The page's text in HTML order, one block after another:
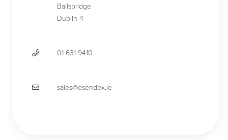
Ballsbridge
Dublin 4
01 631 9410
sales@esendex.ie